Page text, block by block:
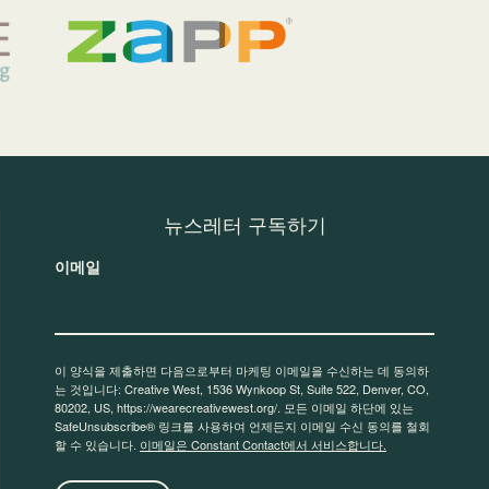
뉴스레터 구독하기
이메일
이 양식을 제출하면 다음으로부터 마케팅 이메일을 수신하는 데 동의하
는 것입니다: Creative West, 1536 Wynkoop St, Suite 522, Denver, CO,
80202, US, https://wearecreativewest.org/. 모든 이메일 하단에 있는
SafeUnsubscribe® 링크를 사용하여 언제든지 이메일 수신 동의를 철회
할 수 있습니다. 이메일은 Constant Contact에서 서비스합니다.